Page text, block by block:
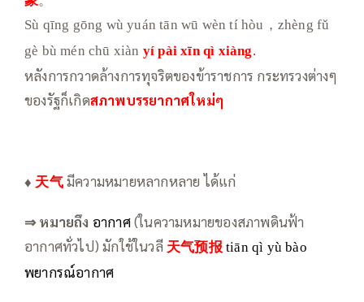
Sù qīng gōng wù yuán tān wū wèn tí hòu，zhèng fǔ
gè bù mén chū xiàn yí pài xīn qì xiàng.
หลังการกวาดล้างการทุจริตของข้าราชการ กระทรวงต่างๆ
ของรัฐก็เกิดสภาพบรรยากาศใหม่ๆ
♦ 天气มีความหมายหลากหลาย ได้แก่
⇒ หมายถึง อากาศ(ในความหมายของสภาพดินฟ้า
อากาศทั่วไป) มักใช้ในวลี 天气预报 tiān qì yù bào
พยากรณ์อากาศ